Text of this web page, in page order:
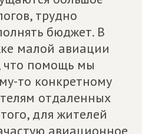
трудно
бюджет. В
малой авиации
что помощь мы
то конкретному
отдаленных
для жителей
авиационное